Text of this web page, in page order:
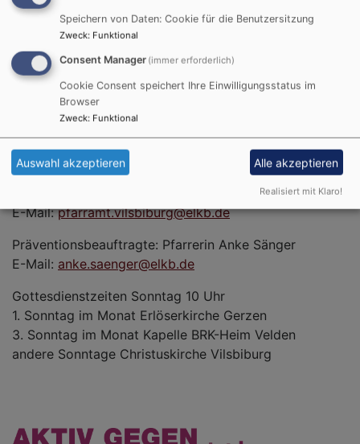
Wir sind für Sie da!
Evang.-Luth. Kirchengemeinde Vilsbiburg
Mozartstraße 6
Pfarramt geöffnet: Mo und Do 9:00 - 12:30 Uhr
E-Mail:pfarramt.vilsbiburg@elkb.de
Präventionsbeauftragte: Pfarrerin Anke Sänger
E-Mail: anke.saenger@elkb.de
Gottesdienstzeiten Sonntag 10 Uhr
1. Sonntag im Monat Erlöserkirche Gerzen
3. Sonntag im Monat Kapelle BRK-Heim Velden
andere Sonntage Christuskirche Vilsbiburg
Speichern von Daten: Cookie für die Benutzersitzung
Zweck: Funktional
Consent Manager (immer erforderlich)
Cookie Consent speichert Ihre Einwilligungsstatus im
Browser
Zweck: Funktional
Auswahl akzeptieren Alle akzeptieren
Realisiert mit Klaro!